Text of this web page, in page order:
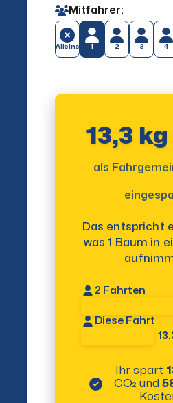
Mitfahrer:
Alleine 1 2 3 4
13,3 kg
als
Das entspricht
was 1 Baum in
2 Fahrten
Diese Fahrt
Ihr spart
CO₂ und